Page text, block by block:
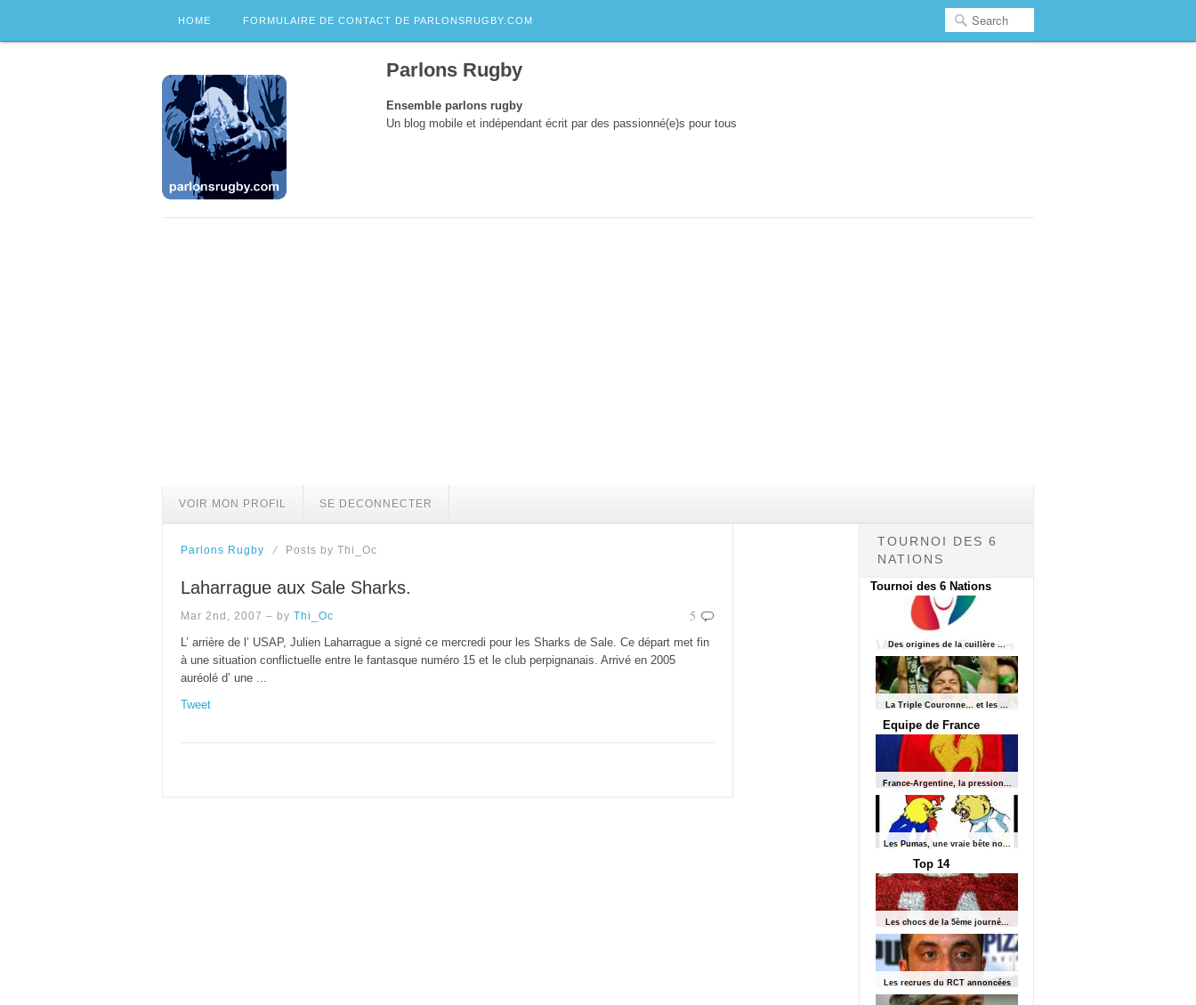
HOME FORMULAIRE DE CONTACT DE PARLONSRUGBY.COM
Parlons Rugby
Ensemble parlons rugby
Un blog mobile et indépendant écrit par des passionné(e)s pour tous
VOIR MON PROFIL SE DECONNECTER
Parlons Rugby Posts by Thi_Oc
Laharrague aux Sale Sharks.
Mar 2nd, 2007 – by Thi_Oc 5
L’ arrière de l’ USAP, Julien Laharrague a signé ce mercredi pour les Sharks de Sale. Ce départ met fin
à une situation conflictuelle entre le fantasque numéro 15 et le club perpignanais. Arrivé en 2005
auréolé d’ une ...
Tweet
TOURNOI DES 6
NATIONS
Tournoi des 6 Nations
Des origines de la cuillère ...
La Triple Couronne… et les ...
Equipe de France
France-Argentine, la pression...
Les Pumas, une vraie bête no...
Top 14
Les chocs de la 5ème journé...
Les recrues du RCT annoncées